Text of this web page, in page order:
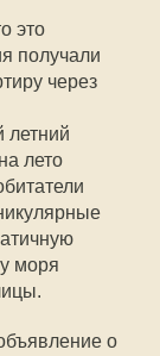
это
получали
через
летний
лето
моря
о